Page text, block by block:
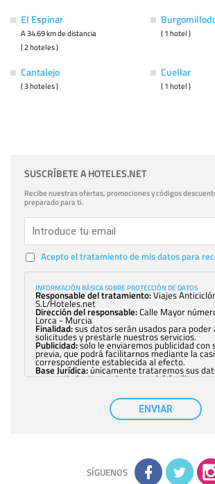
El Espinar
A 34.69 km de distancia
( 2 hoteles )
( 1 hotel )
Cantalejo
( 3 hoteles )
Cuellar
( 1 hotel )
SUSCRÍBETE A HOTELES.NET
Recibe nuestras ofertas, promociones y códigos
preparado para ti.
Acepto el tratamiento de mis datos para
INFORMACIÓN BÁSICA SOBRE PROTECCIÓN DE DATOS
Responsable del tratamiento:Viajes
S.L/Hoteles.net
Dirección del responsable:Calle Mayor
Lorca - Murcia
Finalidad:sus datos serán usados para poder
solicitudes y prestarle nuestros servicios.
Publicidad:solo le enviaremos publicidad con
previa, que podrá facilitarnos mediante la
correspondiente establecida al efecto.
Base Jurídica:únicamente trataremos sus
consentimiento previo, que podrá
con carácter general, sólo el
nuestra entidad que esté debidamente
tener conocimiento de la información que le
comunicarán datos a terceros.
adicional y detallada sobre cómo tratamos
política de privacidad
ENVIAR
SÍGUENOS